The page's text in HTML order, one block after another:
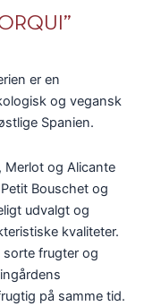
er en
og vegansk
Spanien.
Merlot og Alicante
Bouschet og
udvalgt og
kvaliteter.
frugter og
på samme tid.